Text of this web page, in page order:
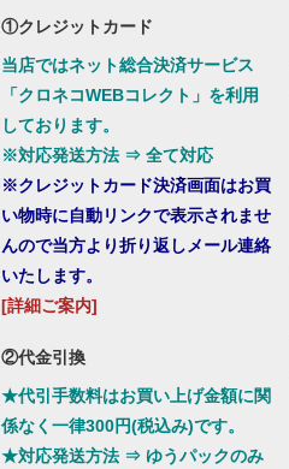
①クレジットカード
当店ではネット総合決済サービス
「クロネコWEBコレクト」を利用
しております。
※対応発送方法 ⇒ 全て対応
※クレジットカード決済画面はお買
い物時に自動リンクで表示されませ
んので当方より折り返しメール連絡
いたします。
[詳細ご案内]
②代金引換
★代引手数料はお買い上げ金額に関
係なく一律300円(税込み)です。
★対応発送方法 ⇒ ゆうパックのみ